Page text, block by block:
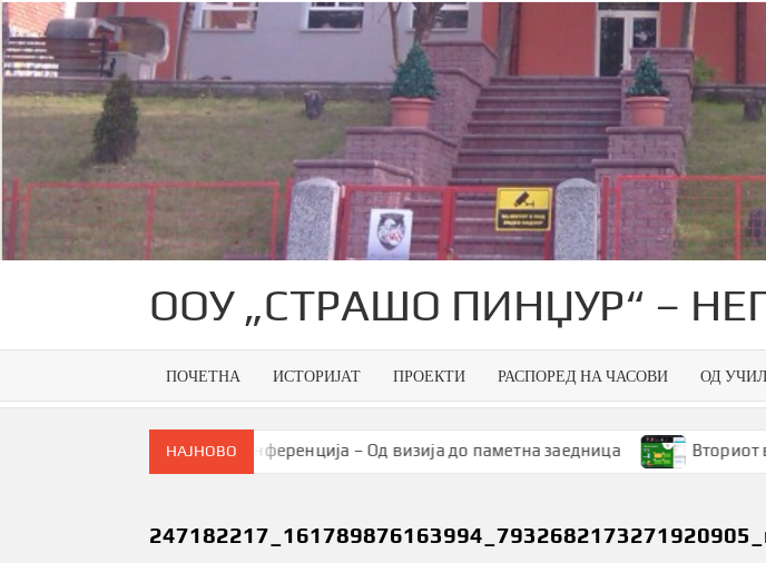
Skip
to
content
ООУ „СТРАШО ПИНЏУР“ –
ПОЧЕТНА ИСТОРИЈАТ ПРОЕКТИ РАСПОРЕД НА ЧАСОВИ ОД
НАЈНОВО
Конференција – Од визија до паметна заедница Вториот вебинар во